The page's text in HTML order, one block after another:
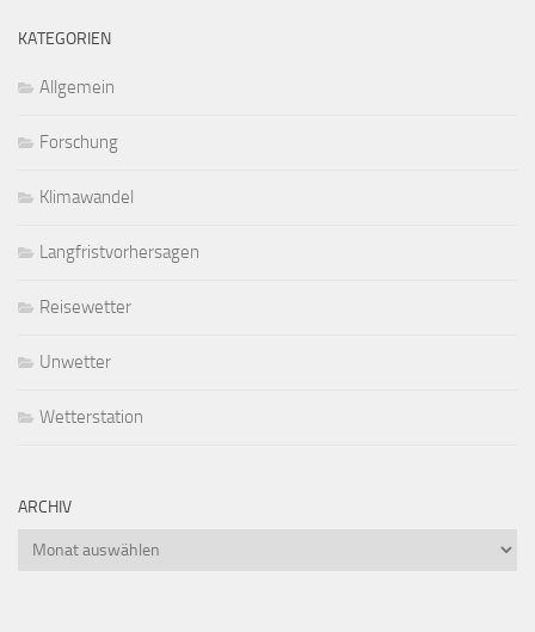
KATEGORIEN
Allgemein
Forschung
Klimawandel
Langfristvorhersagen
Reisewetter
Unwetter
Wetterstation
ARCHIV
Archiv